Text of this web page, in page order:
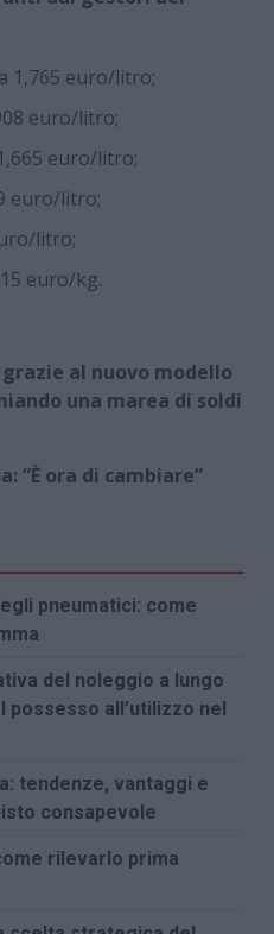
1,765 euro/litro;
euro/litro;
euro/litro;
euro/litro;
litro;
euro/kg.
al nuovo modello
una marea di soldi
“È ora di cambiare”
pneumatici: come
del noleggio a lungo
possesso all’utilizzo nel
tendenze, vantaggi e
consapevole
rilevarlo prima